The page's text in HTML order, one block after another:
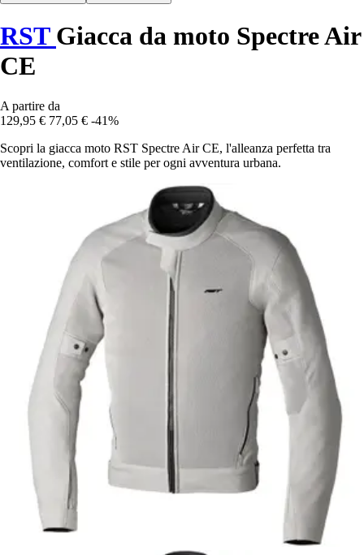
RST Giacca da moto Spectre Air
CE
A partire da
129,95 € 77,05 € -41%
Scopri la giacca moto RST Spectre Air CE, l'alleanza perfetta tra
ventilazione, comfort e stile per ogni avventura urbana.